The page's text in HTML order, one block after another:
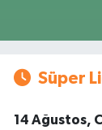
Süper
14 Ağustos,